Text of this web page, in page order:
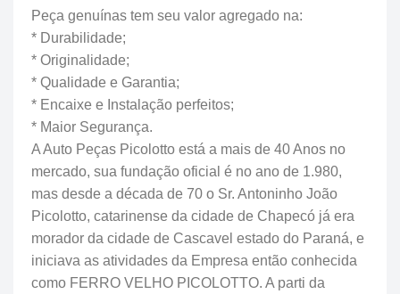
Peça genuínas tem seu valor agregado na:
* Durabilidade;
* Originalidade;
* Qualidade e Garantia;
* Encaixe e Instalação perfeitos;
* Maior Segurança.
A Auto Peças Picolotto está a mais de 40 Anos no
mercado, sua fundação oficial é no ano de 1.980,
mas desde a década de 70 o Sr. Antoninho João
Picolotto, catarinense da cidade de Chapecó já era
morador da cidade de Cascavel estado do Paraná, e
iniciava as atividades da Empresa então conhecida
como FERRO VELHO PICOLOTTO. A parti da